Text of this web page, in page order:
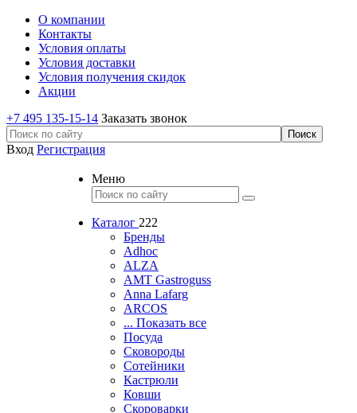
О компании
Контакты
Условия оплаты
Условия доставки
Условия получения скидок
Акции
+7 495 135-15-14 Заказать звонок
Вход Регистрация
Меню
Каталог 222
Бренды
Adhoc
ALZA
AMT Gastroguss
Anna Lafarg
ARCOS
... Показать все
Посуда
Сковороды
Сотейники
Кастрюли
Ковши
Скороварки